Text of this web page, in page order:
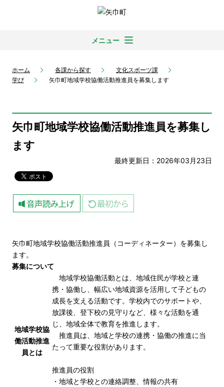
メニュー
ホーム 各課から探す
文化スポーツ課
学び
矢巾町地域学校協働活動推進員を募集します
矢巾町地域学校協働活動推進員を募集し
ます
最終更新日：2026年03月23日
矢巾町地域学校協働活動推進員（コーディネーター）を募集し
ます。
募集について
地域学校協
働活動推進
員とは
地域学校協働活動とは、地域住民が学校と連
携・協働し、幅広い地域資源を活用して子どもの
成長を支える活動です。学校内でのサポートや、
放課後、登下校の見守りなど、様々な活動を通
じ、地域全体で教育を推進します。
推進員は、地域と学校の連携・協働の推進に当
たって重要な役割があります。
推進員の役割
・地域と学校との連絡調整、情報の共有